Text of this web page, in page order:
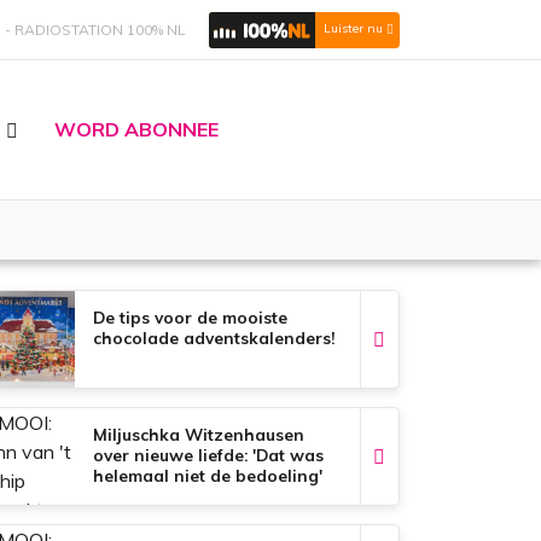
RADIOSTATION 100% NL Luister nu
WORD ABONNEE
De tips voor de mooiste
chocolade adventskalenders!
Miljuschka Witzenhausen
over nieuwe liefde: 'Dat was
helemaal niet de bedoeling'